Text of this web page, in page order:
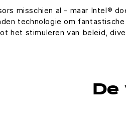
misschien al - maar Intel®
technologie om
het stimuleren van beleid,
De